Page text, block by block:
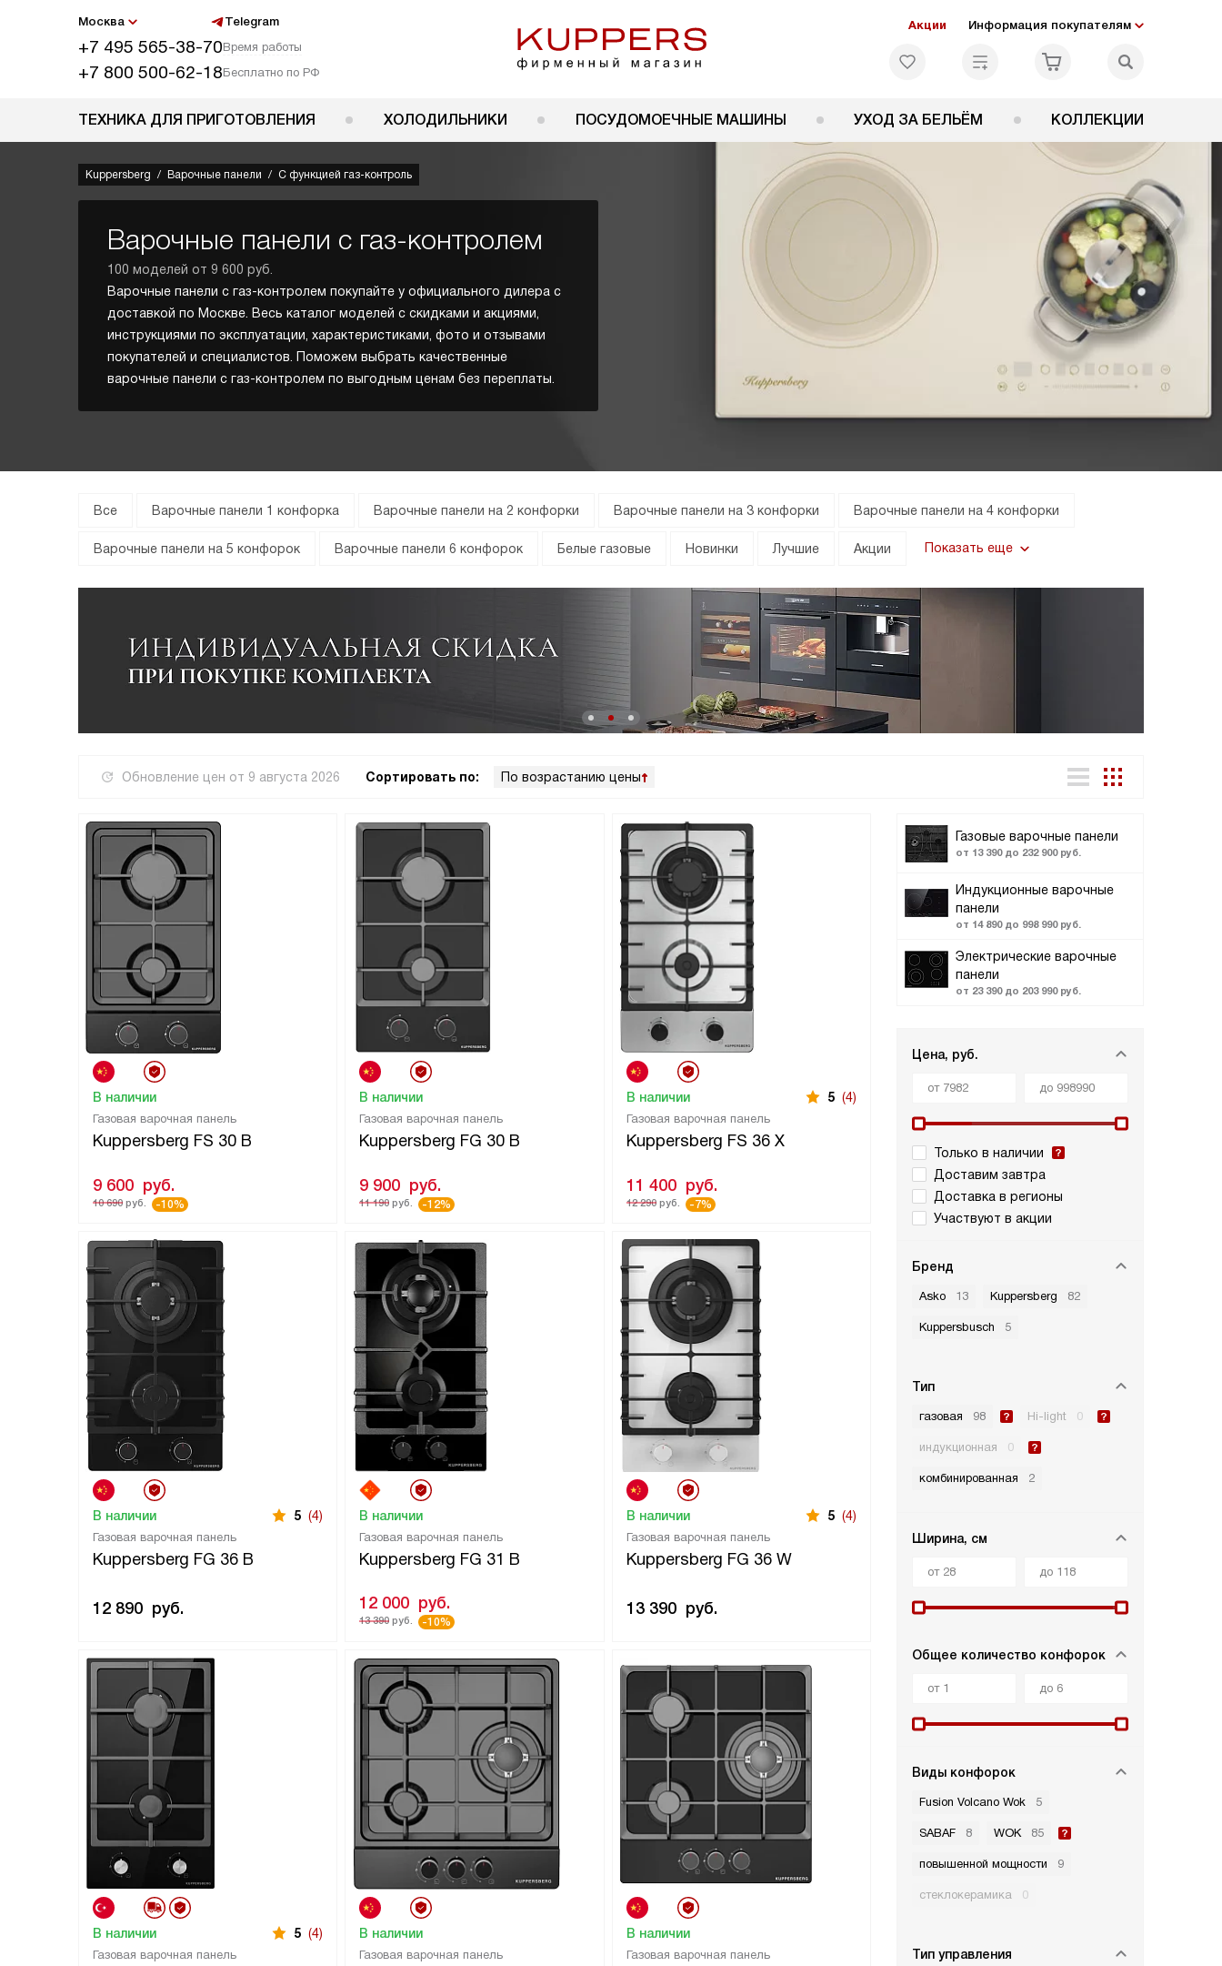
Москва Telegram
+7 495 565-38-70Время работы
+7 800 500-62-18Бесплатно по РФ
Акции Информация покупателям
ТЕХНИКА ДЛЯ ПРИГОТОВЛЕНИЯ ХОЛОДИЛЬНИКИ ПОСУДОМОЕЧНЫЕ МАШИНЫ УХОД ЗА БЕЛЬЁМ КОЛЛЕКЦИИ
Kuppersberg Варочные панели С функцией газ-контроль
Варочные панели с газ-контролем
100 моделей от 9 600 руб.
Варочные панели с газ-контролем покупайте у официального дилера с
доставкой по Москве. Весь каталог моделей с скидками и акциями,
инструкциями по эксплуатации, характеристиками, фото и отзывами
покупателей и специалистов. Поможем выбрать качественные
варочные панели с газ-контролем по выгодным ценам без переплаты.
Все Варочные панели 1 конфорка Варочные панели на 2 конфорки Варочные панели на 3 конфорки Варочные панели на 4 конфорки
Варочные панели на 5 конфорок Варочные панели 6 конфорок Белые газовые Новинки Лучшие Акции Показать еще
Обновление цен от 9 августа 2026 Сортировать по: По возрастанию цены
Газовые варочные панели
от 13 390 до 232 900 руб.
Индукционные варочные
панели
от 14 890 до 998 990 руб.
Электрические варочные
панели
от 23 390 до 203 990 руб.
Цена, руб.
Только в наличии
Доставим завтра
Доставка в регионы
Участвуют в акции
Бренд
Asko 13 Kuppersberg 82
Kuppersbusch 5
Тип
газовая 98 Hi-light 0
индукционная 0
комбинированная 2
Ширина, см
Общее количество конфорок
Виды конфорок
Fusion Volcano Wok 5
SABAF 8 WOK 85
повышенной мощности 9
стеклокерамика 0
Тип управления
Газовая варочная панель
Kuppersberg FS 30 B
В наличии
9 600 руб.
10 690 руб. -10%
Газовая варочная панель
Kuppersberg FG 30 B
В наличии
9 900 руб.
11 190 руб. -12%
Газовая варочная панель
Kuppersberg FS 36 X
В наличии 5 (4)
11 400 руб.
12 290руб. -7%
Газовая варочная панель
Kuppersberg FG 36 B
В наличии 5 (4)
12 890 руб.
Газовая варочная панель
Kuppersberg FG 31 B
В наличии
12 000 руб.
13 390 руб. -10%
Газовая варочная панель
Kuppersberg FG 36 W
В наличии 5 (4)
13 390 руб.
Газовая варочная панель
В наличии 5 (4)
Газовая варочная панель
В наличии
Газовая варочная панель
В наличии